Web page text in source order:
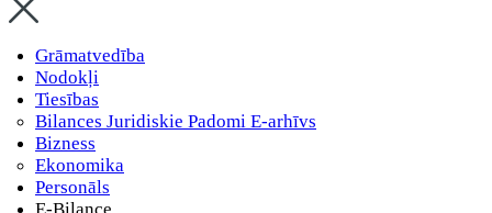
Grāmatvedība
Nodokļi
Tiesības
Bilances Juridiskie Padomi E-arhīvs
Bizness
Ekonomika
Personāls